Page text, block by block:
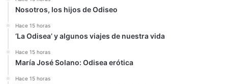
Nosotros, los hijos de Odiseo
Hace 15 horas
‘La Odisea’ y algunos viajes de nuestra vida
Hace 15 horas
María José Solano: Odisea erótica
Hace 15 horas